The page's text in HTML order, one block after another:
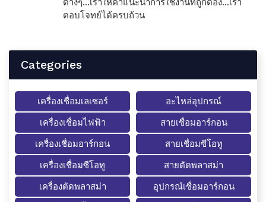
ต่างๆ...เราให้คำแนะนำการใช้งานที่ถูกต้อง...เรา
ตอบโจทย์ได้ครบถ้วน
Categories
เครื่องเชื่อมเลเซอร์
เครื่องเชื่อมไฟฟ้า
เครื่องเชื่อมอาร์กอน
เครื่องเชื่อมซีโอทู
เครื่องตัดพลาสม่า
อะไหล่อุปกรณ์
สายเชื่อมอาร์กอน
สายเชื่อมซีโอทู
สายตัดพลาสม่า
อุปกรณ์เชื่อมอาร์กอน